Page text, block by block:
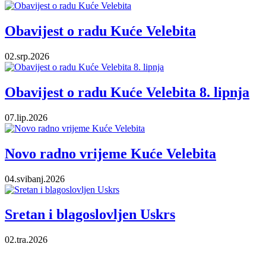
Obavijest o radu Kuće Velebita
02.srp.2026
Obavijest o radu Kuće Velebita 8. lipnja
07.lip.2026
Novo radno vrijeme Kuće Velebita
04.svibanj.2026
Sretan i blagoslovljen Uskrs
02.tra.2026